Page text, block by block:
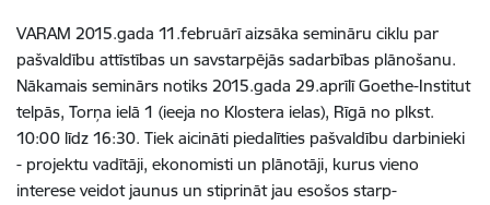
VARAM 2015.gada 11.februārī aizsāka semināru ciklu par
pašvaldību attīstības un savstarpējās sadarbības plānošanu.
Nākamais seminārs notiks 2015.gada 29.aprīlī Goethe-Institut
telpās, Torņa ielā 1 (ieeja no Klostera ielas), Rīgā no plkst.
10:00 līdz 16:30. Tiek aicināti piedalīties pašvaldību darbinieki
- projektu vadītāji, ekonomisti un plānotāji, kurus vieno
interese veidot jaunus un stiprināt jau esošos starp-